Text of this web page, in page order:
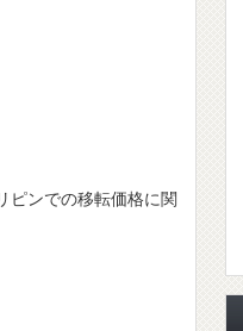
ピンでの移転価格に関